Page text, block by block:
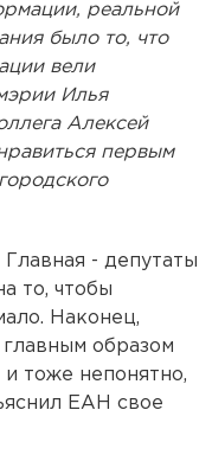
реальной
было то, что
вели
Илья
Алексей
первым
- депутаты
то, чтобы
Наконец,
образом
тоже непонятно,
ЕАН свое